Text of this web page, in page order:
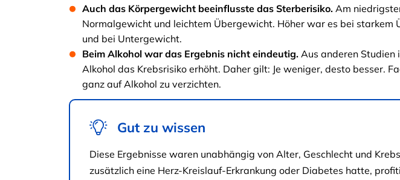
Auch das Körpergewicht beeinflusste das Sterberisiko. Am
Normalgewicht und leichtem Übergewicht. Höher war es bei starkem
und bei Untergewicht.
Beim Alkohol war das Ergebnis nicht eindeutig. Aus anderen Studien
Alkohol das Krebsrisiko erhöht. Daher gilt: Je weniger, desto besser.
ganz auf Alkohol zu verzichten.
Gut zu wissen
Diese Ergebnisse waren unabhängig von Alter, Geschlecht und
zusätzlich eine Herz-Kreislauf-Erkrankung oder Diabetes hatte,